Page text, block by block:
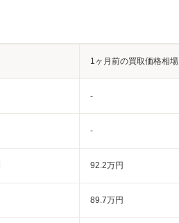
1ヶ月前の買取価格相場
-
-
92.2万円
89.7万円